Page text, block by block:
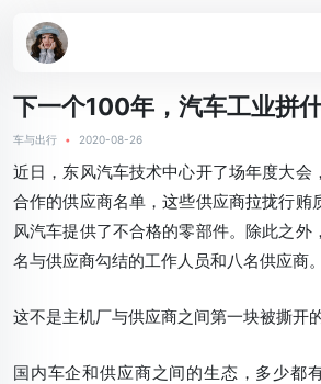
下一个100年，汽车工业拼
车与出行 • 2020-08-26
近日，东风汽车技术中心开了场年度大会
合作的供应商名单，这些供应商拉拢行贿
风汽车提供了不合格的零部件。除此之外
名与供应商勾结的工作人员和八名供应商。
这不是主机厂与供应商之间第一块被撕开
国内车企和供应商之间的生态，多少都